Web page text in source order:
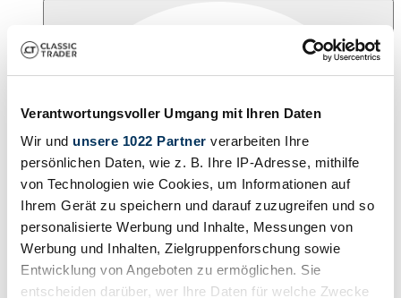
Verantwortungsvoller Umgang mit Ihren Daten
Wir und unsere 1022 Partner verarbeiten Ihre
persönlichen Daten, wie z. B. Ihre IP-Adresse, mithilfe
von Technologien wie Cookies, um Informationen auf
Ihrem Gerät zu speichern und darauf zuzugreifen und so
personalisierte Werbung und Inhalte, Messungen von
Werbung und Inhalten, Zielgruppenforschung sowie
Entwicklung von Angeboten zu ermöglichen. Sie
entscheiden darüber, wer Ihre Daten für welche Zwecke